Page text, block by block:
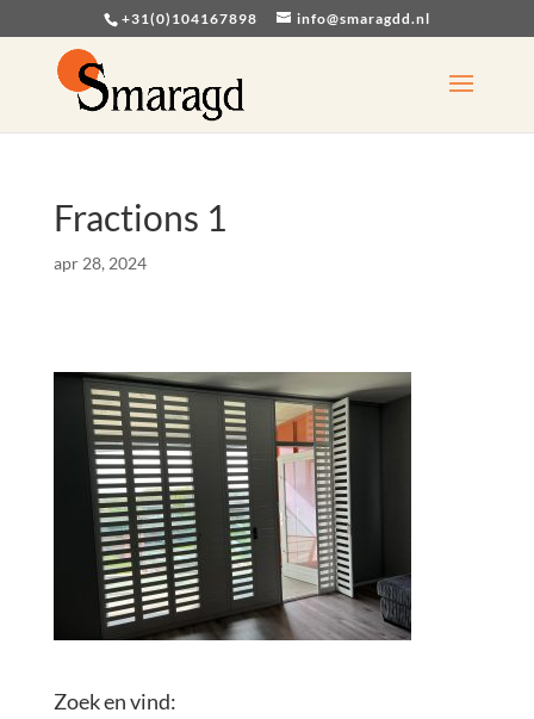
+31(0)104167898 info@smaragdd.nl
Fractions 1
apr 28, 2024
Zoek en vind: